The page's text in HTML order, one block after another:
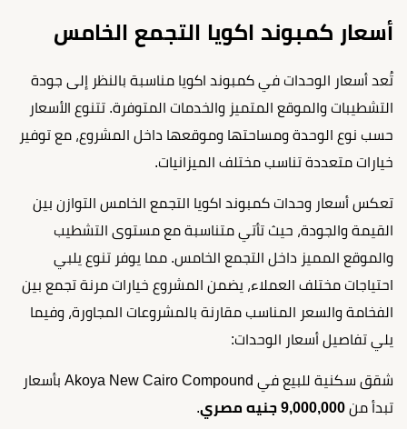
أسعار كمبوند اكويا التجمع الخامس
تُعد أسعار الوحدات في كمبوند اكويا مناسبة بالنظر إلى جودة
التشطيبات والموقع المتميز والخدمات المتوفرة. تتنوع الأسعار
حسب نوع الوحدة ومساحتها وموقعها داخل المشروع، مع توفير
خيارات متعددة تناسب مختلف الميزانيات.
تعكس أسعار وحدات كمبوند اكويا التجمع الخامس التوازن بين
القيمة والجودة، حيث تأتي متناسبة مع مستوى التشطيب
والموقع المميز داخل التجمع الخامس. مما يوفر تنوع يلبي
احتياجات مختلف العملاء، يضمن المشروع خيارات مرنة تجمع بين
الفخامة والسعر المناسب مقارنة بالمشروعات المجاورة، وفيما
يلي تفاصيل أسعار الوحدات:
شقق سكنية للبيع في Akoya New Cairo Compound بأسعار
تبدأ من 9,000,000 جنيه مصري .